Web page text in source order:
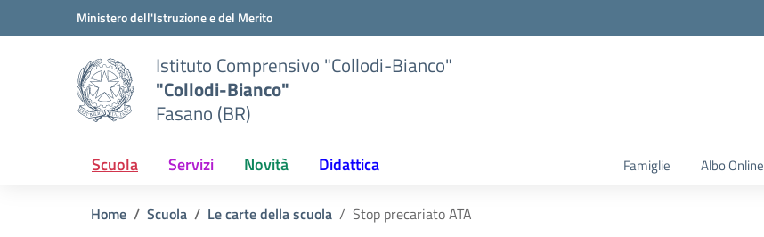
Vai ai contenuti
Vai al menu di navigazioneMinistero dell'Istruzione e del Merito
Istituto Comprensivo "Collodi-Bianco"
"Collodi-Bianco"
Fasano (BR)
Scuola Servizi Novità Didattica Famiglie Albo Online
Home Scuola Le carte della scuola Stop precariato ATA